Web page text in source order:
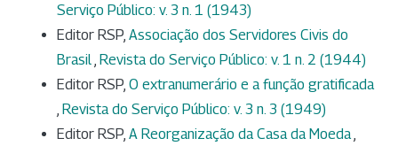
Serviço Público: v. 3 n. 1 (1943)
Editor RSP, Associação dos Servidores Civis do
Brasil, Revista do Serviço Público: v. 1 n. 2 (1944)
Editor RSP, O extranumerário e a função gratificada
, Revista do Serviço Público: v. 3 n. 3 (1949)
Editor RSP, A Reorganização da Casa da Moeda,